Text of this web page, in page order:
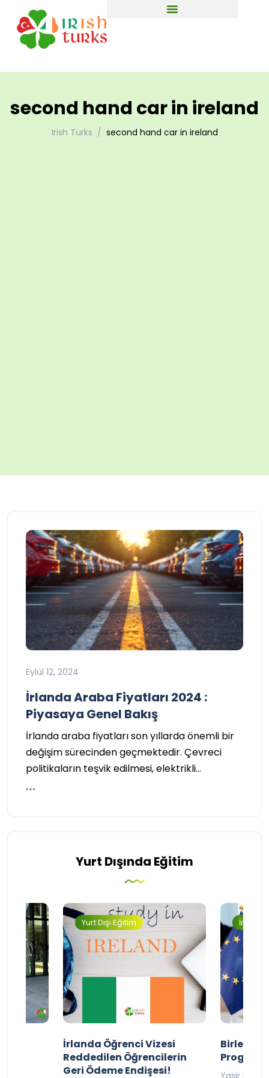
second hand car in ireland
Irish Turks second hand car in ireland
Eylül 12, 2024
İrlanda Araba Fiyatları 2024 :
Piyasaya Genel Bakış
İrlanda araba fiyatları son yıllarda önemli bir
değişim sürecinden geçmektedir. Çevreci
politikaların teşvik edilmesi, elektrikli…
Yurt Dışında Eğitim
Yurt Dışı Eğitim
İrlanda Öğrenci Vizesi
Reddedilen Öğrencilerin
Geri Ödeme Endişesi!
Birleşik